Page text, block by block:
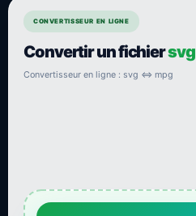
CONVERTISSEUR EN LIGNE
Convertir un fichiersvg
Convertisseur en ligne : svg ⇔ mpg